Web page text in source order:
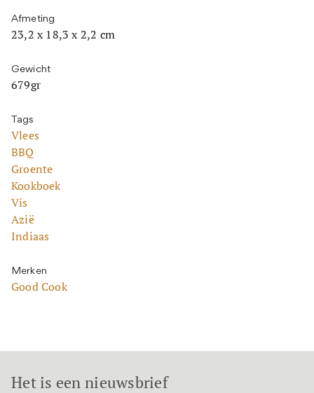
Afmeting
23,2 x 18,3 x 2,2 cm
Gewicht
679gr
Tags
Vlees
BBQ
Groente
Kookboek
Vis
Azië
Indiaas
Merken
Good Cook
Het is een nieuwsbrief